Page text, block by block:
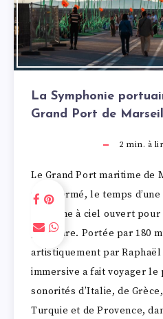
La Symphonie
Grand Port de
2 min. à
Le Grand Port maritime de
transformé, le temps
en scène à ciel ouvert
portuaire. Portée par 180
artistiquement par
immersive a fait voyager
sonorités d’Italie, de
Turquie et de Provence,